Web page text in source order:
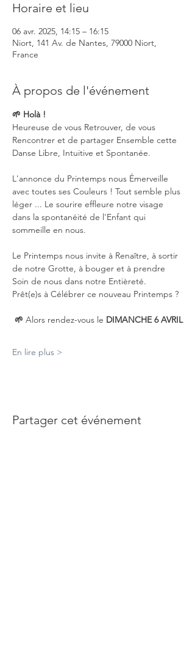
Horaire et lieu
06 avr. 2025, 14:15 – 16:15
Niort, 141 Av. de Nantes, 79000 Niort,
France
À propos de l'événement
🌱 Holà !
Heureuse de vous Retrouver, de vous
Rencontrer et de partager Ensemble cette
Danse Libre, Intuitive et Spontanée.
L'annonce du Printemps nous Émerveille
avec toutes ses Couleurs ! Tout semble plus
léger ... Le sourire effleure notre visage
dans la spontanéité de l'Enfant qui
sommeille en nous.
Le Printemps nous invite à Renaître, à sortir
de notre Grotte, à bouger et à prendre
Soin de nous dans notre Entièreté.
Prêt(e)s à Célébrer ce nouveau Printemps ?
🌱 Alors rendez-vous le DIMANCHE 6 AVRIL
En lire plus >
Partager cet événement